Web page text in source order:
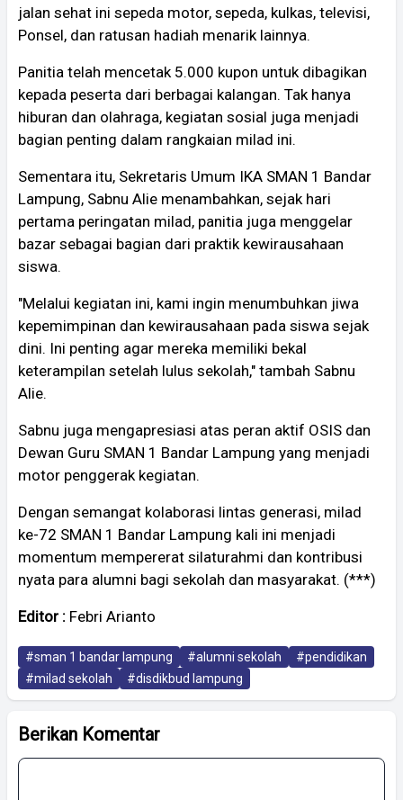
jalan sehat ini sepeda motor, sepeda, kulkas, televisi,
Ponsel, dan ratusan hadiah menarik lainnya.
Panitia telah mencetak 5.000 kupon untuk dibagikan
kepada peserta dari berbagai kalangan. Tak hanya
hiburan dan olahraga, kegiatan sosial juga menjadi
bagian penting dalam rangkaian milad ini.
Sementara itu, Sekretaris Umum IKA SMAN 1 Bandar
Lampung, Sabnu Alie menambahkan, sejak hari
pertama peringatan milad, panitia juga menggelar
bazar sebagai bagian dari praktik kewirausahaan
siswa.
"Melalui kegiatan ini, kami ingin menumbuhkan jiwa
kepemimpinan dan kewirausahaan pada siswa sejak
dini. Ini penting agar mereka memiliki bekal
keterampilan setelah lulus sekolah," tambah Sabnu
Alie.
Sabnu juga mengapresiasi atas peran aktif OSIS dan
Dewan Guru SMAN 1 Bandar Lampung yang menjadi
motor penggerak kegiatan.
Dengan semangat kolaborasi lintas generasi, milad
ke-72 SMAN 1 Bandar Lampung kali ini menjadi
momentum mempererat silaturahmi dan kontribusi
nyata para alumni bagi sekolah dan masyarakat. (***)
Editor : Febri Arianto
#sman 1 bandar lampung #alumni sekolah
#pendidikan
#milad sekolah
#disdikbud lampung
Berikan Komentar